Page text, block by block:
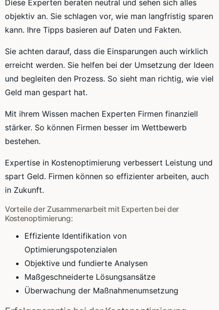
Diese Experten beraten neutral und sehen sich alles
objektiv an. Sie schlagen vor, wie man langfristig sparen
kann. Ihre Tipps basieren auf Daten und Fakten.
Sie achten darauf, dass die Einsparungen auch wirklich
erreicht werden. Sie helfen bei der Umsetzung der Ideen
und begleiten den Prozess. So sieht man richtig, wie viel
Geld man gespart hat.
Mit ihrem Wissen machen Experten Firmen finanziell
stärker. So können Firmen besser im Wettbewerb
bestehen.
Expertise in Kostenoptimierung verbessert Leistung und
spart Geld. Firmen können so effizienter arbeiten, auch
in Zukunft.
Vorteile der Zusammenarbeit mit Experten bei der
Kostenoptimierung:
Effiziente Identifikation von
Optimierungspotenzialen
Objektive und fundierte Analysen
Maßgeschneiderte Lösungsansätze
Überwachung der Maßnahmenumsetzung